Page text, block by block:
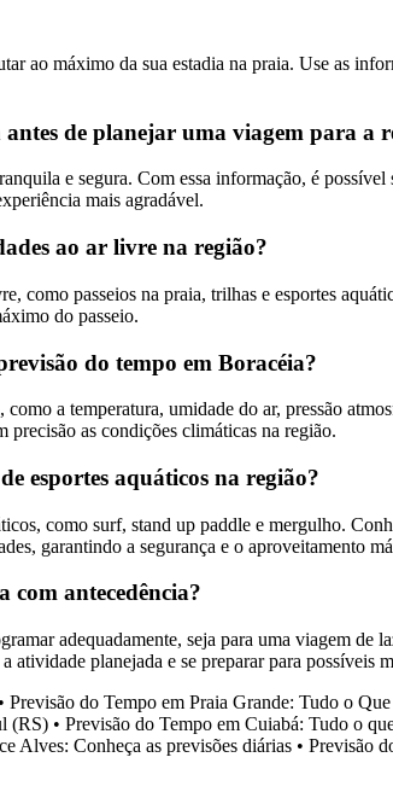
ao máximo da sua estadia na praia. Use as
de planejar uma viagem para a
e segura. Com essa informação, é
mais agradável.
ao ar livre na região?
passeios na praia, trilhas e esportes
do passeio.
do tempo em Boracéia?
a temperatura, umidade do ar, pressão
precisão as condições climáticas na região.
esportes aquáticos na região?
como surf, stand up paddle e mergulho.
garantindo a segurança e o aproveitamento
com antecedência?
adequadamente, seja para uma viagem
atividade planejada e se preparar para possíveis
• Previsão do Tempo em Praia Grande: Tudo o
(RS) • Previsão do Tempo em Cuiabá: Tudo o
Alves: Conheça as previsões diárias • Previsão